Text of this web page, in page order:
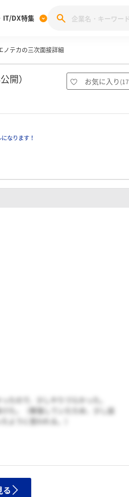
記投稿キャンペーン
職ブランド調査
みん
IT/DX特集
28
ノテカの三次面接詳細
開） お気に入り (
なります！
たので、少しやりづらかった。
た。（緊張していたため、少し話
ように思われる。）
る